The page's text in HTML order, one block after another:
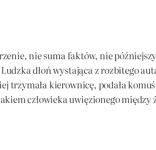
nie suma faktów, nie
dłoń wystająca z rozbitego
trzymała kierownicę, podała
człowieka uwięzionego między